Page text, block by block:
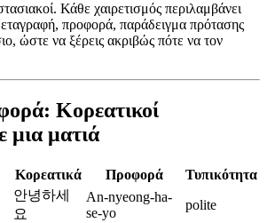
Κάθε χαιρετισμός περιλαμβάνει
προφορά, παράδειγμα πρότασης
ώστε να ξέρεις ακριβώς πότε να τον
Κορεατικοί
μια ματιά
Κορεατικά Προφορά
Τυπικότητα
안녕하세
요
An-nyeong-ha-
se-yo
polite